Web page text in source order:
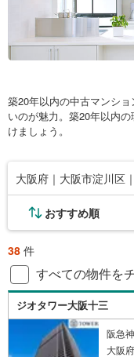
築20年以内の中古マンシ
いのが魅力。築20年以内
けましょう。
大阪府｜大阪市淀川区
おすすめ順
38 件
すべての物件を
ジオタワー大阪十三
阪急
大阪